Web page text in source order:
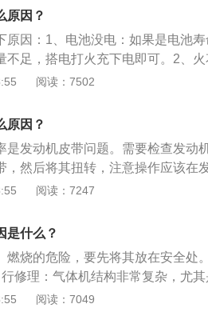
有超过最小极限厚度，那么用机
毫米后，即可重新使用。3、车辆“
能造成点火不良，产生“一抖一抖
带打滑清洁干净。如果不是需要
些，就可以增大摩擦力；如果是皮
度，太松调紧一些，皮带使用太久
是会存在异响，需要更换新的张紧
原因？
原因：1、电池没电：如果是电池
不足，搭电打火充下电即可。2、
店检查；车辆无汽油，打不着火。3
踩离合也会打不着火。有时候停
打不着火的现象，而且如果档位不
阅读：7502
原因？
发动机皮带问题。需要检查发动
，然后将其扭转，注意操作应该在
度以下，否则就要进行调整。以
时皮带断开，瞬间报废，所以要定
水泵皮带，正时有皮带和链条两
它！皮带作为橡胶件会老化，需要
换：正时皮带如果到了厂家建议的
裂会造成凸轮轴顶坏气门的故障
阅读：7247
是什么？
燃烧的危险，要先将其放在安全处
修理：气体机结构非常复杂，尤
题，没有专用工具的话，拆开后
阅读：7049